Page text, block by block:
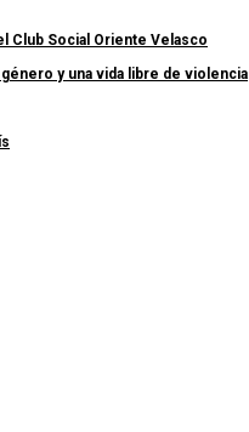
Club Social Oriente Velasco
y una vida libre de violencia